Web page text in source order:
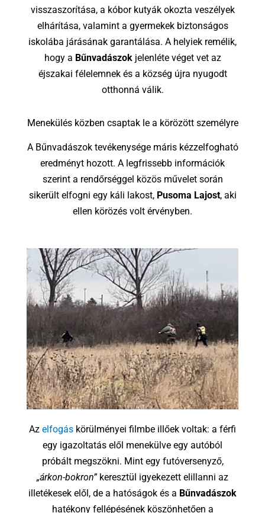
visszaszorítása, a kóbor kutyák okozta veszélyek
elhárítása, valamint a gyermekek biztonságos
iskolába járásának garantálása. A helyiek remélik,
hogy a Bűnvadászokjelenléte véget vet az
éjszakai félelemnek és a község újra nyugodt
otthonná válik.
Menekülés közben csaptak le a körözött személyre
A Bűnvadászok tevékenysége máris kézzelfogható
eredményt hozott. A legfrissebb információk
szerint a rendőrséggel közös művelet során
sikerült elfogni egy káli lakost, Pusoma Lajost, aki
ellen körözés volt érvényben.
Az elfogás körülményei filmbe illőek voltak: a férfi
egy igazoltatás elől menekülve egy autóból
próbált megszökni. Mint egy futóversenyző,
„árkon-bokron”keresztül igyekezett elillanni az
illetékesek elől, de a hatóságok és a Bűnvadászok
hatékony fellépésének köszönhetően a